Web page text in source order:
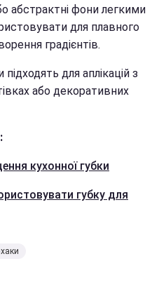
абстрактні фони легкими
для плавного
градієнтів.
для аплікацій з
або декоративних
кухонної губки
губку для